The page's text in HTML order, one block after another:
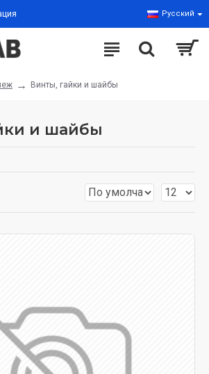
Русский
Винты, гайки и шайбы
и шайбы